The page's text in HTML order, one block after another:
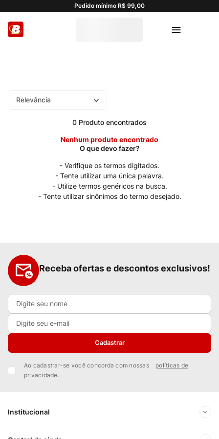
Pedido mínimo R$ 99,00
Relevância
0 Produto
Nenhum produto encontrado
Verifique os termos digitados.
Tente utilizar uma única palavra.
Utilize termos genéricos na busca.
Tente utilizar sinônimos do termo desejado.
Receba ofertas e descontos exclusivos!
Cadastrar
Ao cadastrar-se você concorda com nossas
políticas de
privacidade.
Institucional
Sobre Nós